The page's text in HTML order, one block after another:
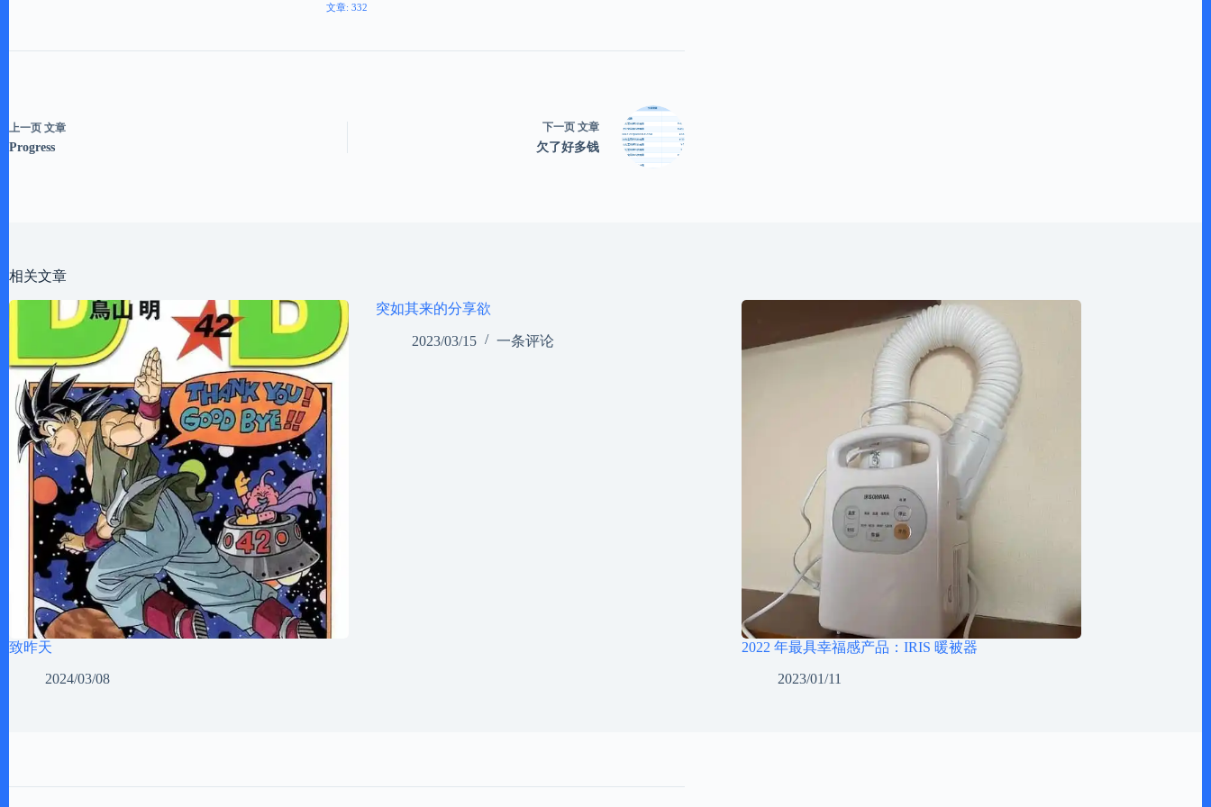
文章: 332
上一页 文章
Progress
下一页 文章
欠了好多钱
相关文章
致昨天
2024/03/08
突如其来的分享欲
2023/03/15 一条评论
2022 年最具幸福感产品：IRIS 暖被器
2023/01/11